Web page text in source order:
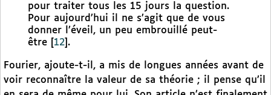
pour traiter tous les 15 jours la question.
Pour aujourd’hui il ne s’agit que de vous
donner l’éveil, un peu embrouillé peut-
être
12 .
Fourier, ajoute-t-il, a mis de longues années avant de
voir reconnaître la valeur de sa théorie ; il pense qu’il